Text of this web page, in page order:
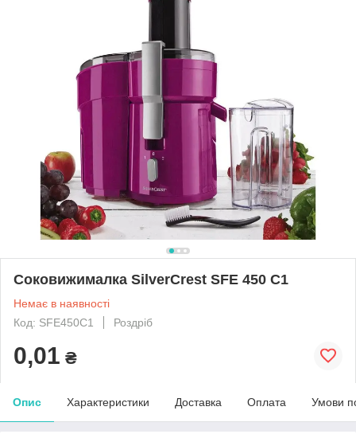
Соковижималка SilverCrest SFE 450 C1
Немає в наявності
Код: SFE450C1
Роздріб
0,01 ₴
Опис Характеристики Доставка Оплата Умови